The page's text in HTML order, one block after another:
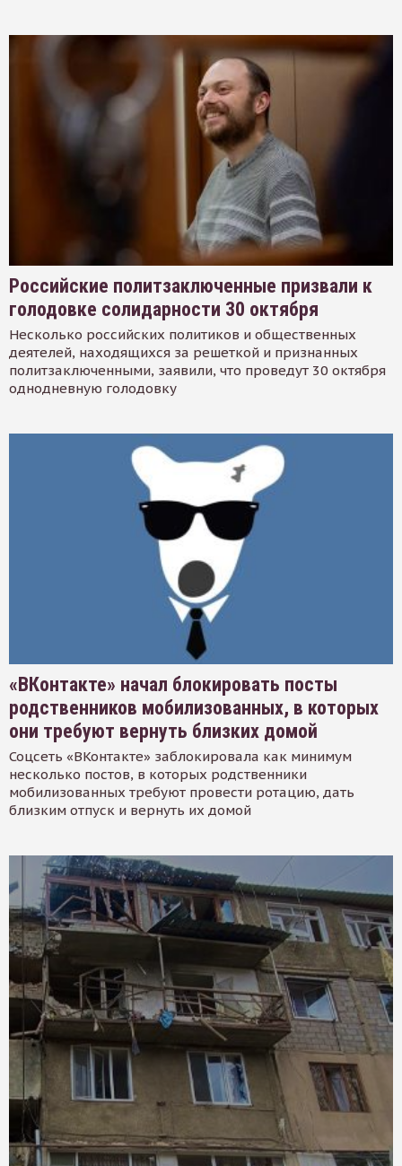
Российские политзаключенные призвали к
голодовке солидарности 30 октября
Несколько российских политиков и общественных
деятелей, находящихся за решеткой и признанных
политзаключенными, заявили, что проведут 30 октября
однодневную голодовку
«ВКонтакте» начал блокировать посты
родственников мобилизованных, в которых
они требуют вернуть близких домой
Соцсеть «ВКонтакте» заблокировала как минимум
несколько постов, в которых родственники
мобилизованных требуют провести ротацию, дать
близким отпуск и вернуть их домой